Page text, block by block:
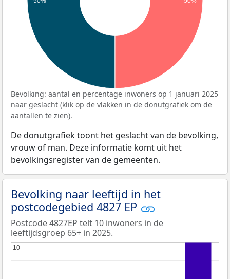
Bevolking: aantal en percentage inwoners op 1 januari 2025
naar geslacht (klik op de vlakken in de donutgrafiek om de
aantallen te zien).
De donutgrafiek toont het geslacht van de bevolking,
vrouw of man. Deze informatie komt uit het
bevolkingsregister van de gemeenten.
Bevolking naar leeftijd in het
postcodegebied 4827 EP
Postcode 4827EP telt 10 inwoners in de
leeftijdsgroep 65+ in 2025.
10
10